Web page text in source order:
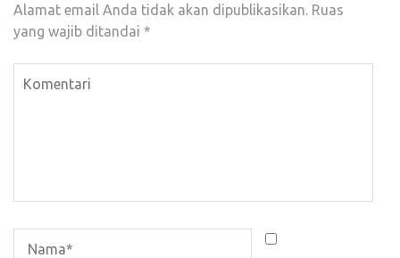
Alamat email Anda tidak akan dipublikasikan. Ruas
yang wajib ditandai *